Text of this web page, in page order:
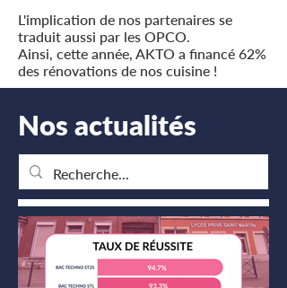
L'implication de nos partenaires se
traduit aussi par les OPCO.
Ainsi, cette année, AKTO a financé 62%
des rénovations de nos cuisine !
Nos actualités